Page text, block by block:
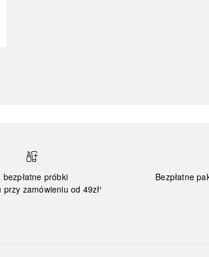
bezpłatne próbki
zamówieniu od 49zł¹
Bezpłatne